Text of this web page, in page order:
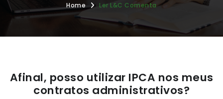
Home Ler L&C Comenta
Afinal, posso utilizar IPCA nos meus
contratos administrativos?